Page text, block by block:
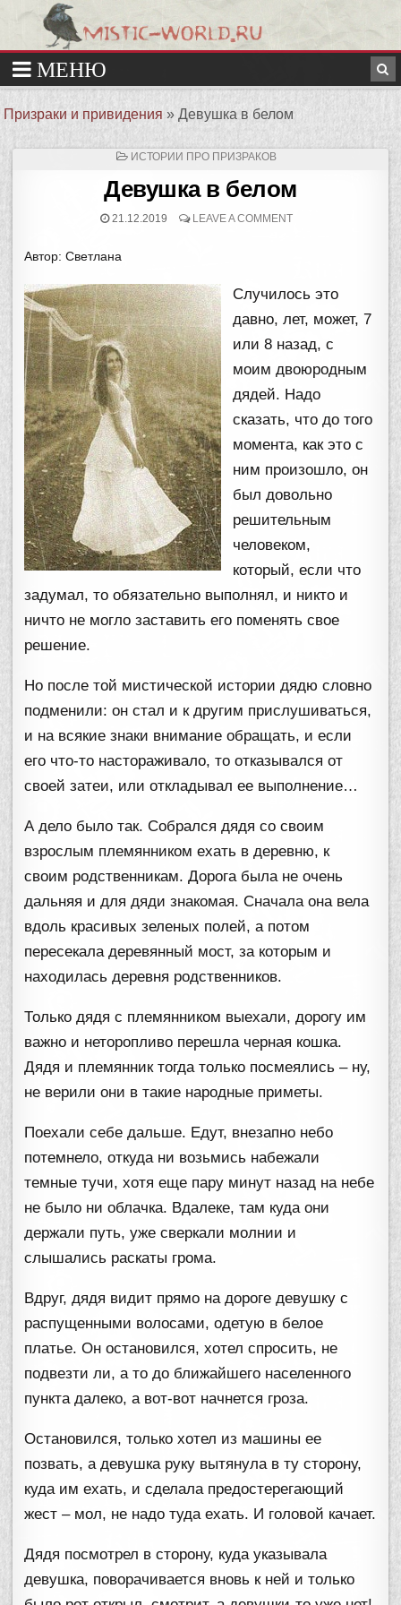
Призраки и привидения »Девушка в белом
ОПУБЛИКОВАНО
ИСТОРИИ ПРО ПРИЗРАКОВ
Девушка в белом
21.12.2019 LEAVE A COMMENT
Автор: Светлана
Случилось это
давно, лет, может, 7
или 8 назад, с
моим двоюродным
дядей. Надо
сказать, что до того
момента, как это с
ним произошло, он
был довольно
решительным
человеком,
который, если что
задумал, то обязательно выполнял, и никто и
ничто не могло заставить его поменять свое
решение.
Но после той мистической истории дядю словно
подменили: он стал и к другим прислушиваться,
и на всякие знаки внимание обращать, и если
его что-то настораживало, то отказывался от
своей затеи, или откладывал ее выполнение…
А дело было так. Собрался дядя со своим
взрослым племянником ехать в деревню, к
своим родственникам. Дорога была не очень
дальняя и для дяди знакомая. Сначала она вела
вдоль красивых зеленых полей, а потом
пересекала деревянный мост, за которым и
находилась деревня родственников.
Только дядя с племянником выехали, дорогу им
важно и неторопливо перешла черная кошка.
Дядя и племянник тогда только посмеялись – ну,
не верили они в такие народные приметы.
Поехали себе дальше. Едут, внезапно небо
потемнело, откуда ни возьмись набежали
темные тучи, хотя еще пару минут назад на небе
не было ни облачка. Вдалеке, там куда они
держали путь, уже сверкали молнии и
слышались раскаты грома.
Вдруг, дядя видит прямо на дороге девушку с
распущенными волосами, одетую в белое
платье. Он остановился, хотел спросить, не
подвезти ли, а то до ближайшего населенного
пункта далеко, а вот-вот начнется гроза.
Остановился, только хотел из машины ее
позвать, а девушка руку вытянула в ту сторону,
куда им ехать, и сделала предостерегающий
жест – мол, не надо туда ехать. И головой качает.
Дядя посмотрел в сторону, куда указывала
девушка, поворачивается вновь к ней и только